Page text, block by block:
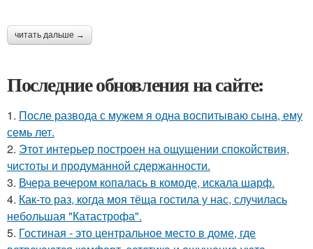
читать дальше →
Последние обновления на сайте:
1. После развода с мужем я одна воспитываю сына, ему
семь лет.
2. Этот интерьер построен на ощущении спокойствия,
чистоты и продуманной сдержанности.
3. Вчера вечером копалась в комоде, искала шарф.
4. Как-то раз, когда моя тёща гостила у нас, случилась
небольшая "Катастрофа".
5. Гостиная - это центральное место в доме, где